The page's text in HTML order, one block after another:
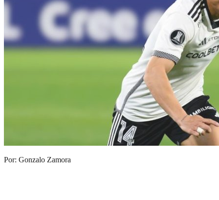
Por: Gonzalo Zamora